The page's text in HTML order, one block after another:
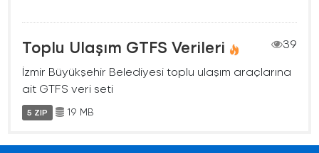
Toplu Ulaşım GTFS Verileri
39
İzmir Büyükşehir Belediyesi toplu ulaşım araçlarına
ait GTFS veri seti
5 ZIP 19 MB